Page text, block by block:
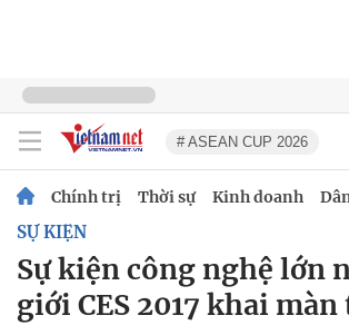
# ASEAN CUP 2026
Chính trị Thời sự Kinh doanh
SỰ KIỆN
Sự kiện công nghệ lớn
giới CES 2017 khai